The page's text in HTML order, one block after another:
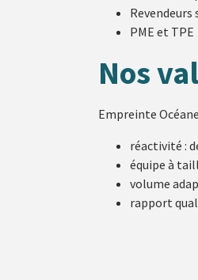
Revendeurs
PME et TPE
Nos
Empreinte
réactivité :
équipe à
volume
rapport